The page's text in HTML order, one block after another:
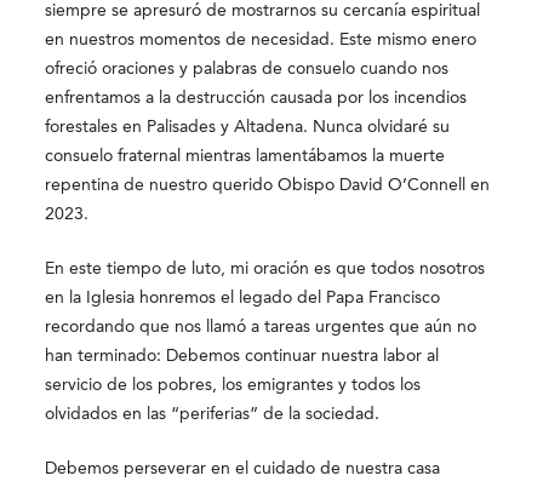
siempre se apresuró de mostrarnos su cercanía espiritual
en nuestros momentos de necesidad. Este mismo enero
ofreció oraciones y palabras de consuelo cuando nos
enfrentamos a la destrucción causada por los incendios
forestales en Palisades y Altadena. Nunca olvidaré su
consuelo fraternal mientras lamentábamos la muerte
repentina de nuestro querido Obispo David O’Connell en
2023.
En este tiempo de luto, mi oración es que todos nosotros
en la Iglesia honremos el legado del Papa Francisco
recordando que nos llamó a tareas urgentes que aún no
han terminado: Debemos continuar nuestra labor al
servicio de los pobres, los emigrantes y todos los
olvidados en las “periferias” de la sociedad.
Debemos perseverar en el cuidado de nuestra casa